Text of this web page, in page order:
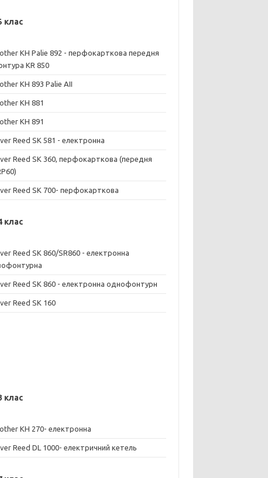
клас
KH Palie 892 - перфокарткова передня
KR 850
KH 893 Palie AII
KH 881
KH 891
Reed SK 581 - електронна
Reed SK 360, перфокарткова (передня
Reed SK 700- перфокарткова
клас
Reed SK 860/SR860 - електронна
Reed SK 860 - електронна однофонтурн
Reed SK 160
клас
KH 270- електронна
Reed DL 1000- електричний кетель